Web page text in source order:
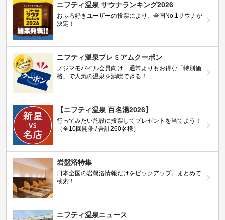
ニフティ温泉 サウナランキング2026
おふろ好きユーザーの投票により、全国No.1サウナが
決定！
ニフティ温泉プレミアムクーポン
ノジマモバイル会員向け 通常よりもお得な「特別価
格」で人気の温泉を満喫できる！
【ニフティ温泉 百名湯2026】
行ってみたい施設に投票してプレゼントを当てよう！
（全10回開催 / 合計260名様）
岩盤浴特集
日本全国の岩盤浴情報だけをピックアップ。まとめて
検索！
ニフティ温泉ニュース